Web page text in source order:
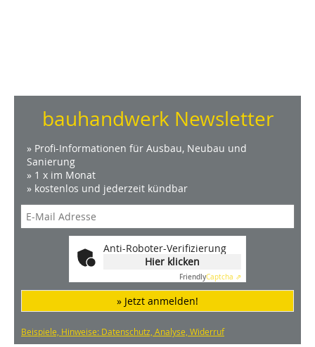
bauhandwerk Newsletter
» Profi-Informationen für Ausbau, Neubau und
Sanierung
» 1 x im Monat
» kostenlos und jederzeit kündbar
Anti-Roboter-Verifizierung
Hier klicken
FriendlyCaptcha ⇗
» Jetzt anmelden!
Beispiele, Hinweise: Datenschutz, Analyse, Widerruf